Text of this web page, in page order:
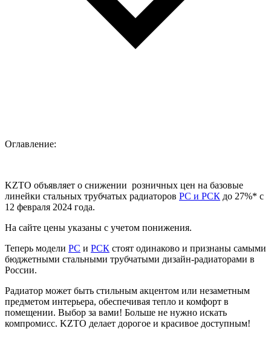
Оглавление:
KZTO объявляет о снижении розничных цен на базовые
линейки стальных трубчатых радиаторов РС и РСК до 27%* с
12 февраля 2024 года.
На сайте цены указаны с учетом понижения.
Теперь модели РС и РСК стоят одинаково и признаны самыми
бюджетными стальными трубчатыми дизайн-радиаторами в
России.
Радиатор может быть стильным акцентом или незаметным
предметом интерьера, обеспечивая тепло и комфорт в
помещении. Выбор за вами! Больше не нужно искать
компромисс. KZTO делает дорогое и красивое доступным!